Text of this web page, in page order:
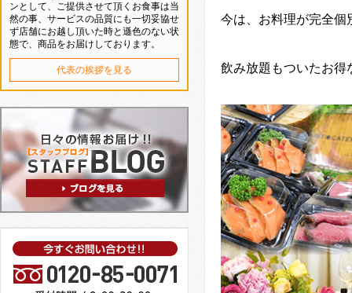
今は、お料理が完全個
飲み放題もついたお得
ンとして、ご提供させて頂くお食事は当
然の事、サービスの品質にも一切妥協せ
ず店舗にお越し頂いた時と遜色のない状
態で、商品をお届けしております。
代表の挨拶を見る